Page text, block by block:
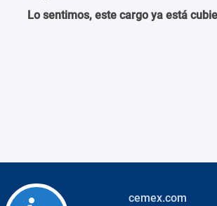
Lo sentimos, este cargo ya está
cemex.com